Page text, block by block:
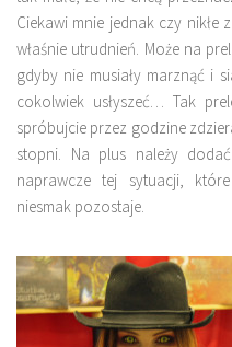
Ciekawi mnie jednak czy nikłe
właśnie utrudnień. Może na
gdyby nie musiały marznąć i
cokolwiek usłyszeć… Tak
spróbujcie przez godzine
stopni. Na plus należy
naprawcze tej sytuacji,
niesmak pozostaje.